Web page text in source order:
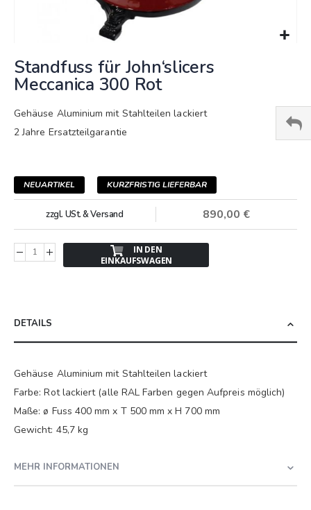
zum
Anfang
der
Bildergalerie
Standfuss für John‘slicers
Meccanica 300 Rot
Gehäuse Aluminium mit Stahlteilen lackiert
2 Jahre Ersatzteilgarantie
NEUARTIKEL KURZFRISTIG LIEFERBAR
890,00 €
zzgl. USt. & Versand
IN DEN
EINKAUFSWAGEN
DETAILS
Gehäuse Aluminium mit Stahlteilen lackiert
Farbe: Rot lackiert (alle RAL Farben gegen Aufpreis möglich)
Maße: ø Fuss 400 mm x T 500 mm x H 700 mm
Gewicht: 45,7 kg
MEHR INFORMATIONEN